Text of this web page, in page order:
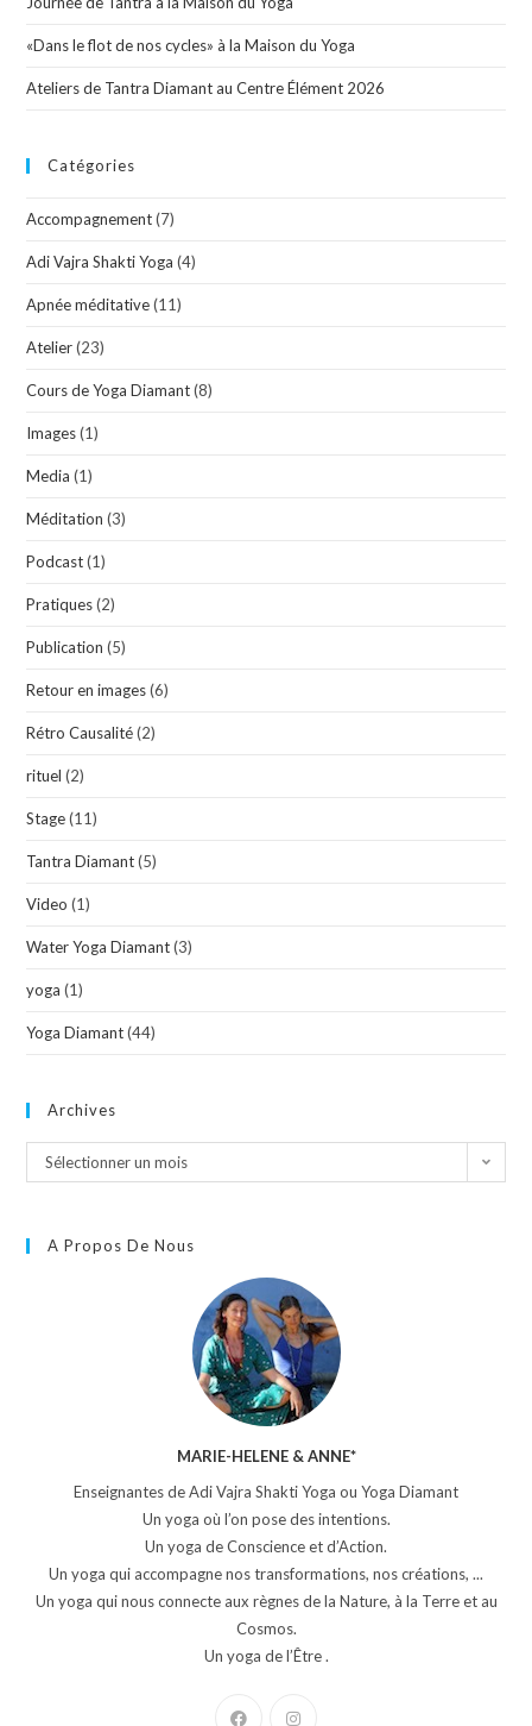
«Dans le flot de nos cycles» à la Maison du Yoga
Ateliers de Tantra Diamant au Centre Élément 2026
Catégories
Accompagnement (7)
Adi Vajra Shakti Yoga (4)
Apnée méditative (11)
Atelier (23)
Cours de Yoga Diamant (8)
Images (1)
Media (1)
Méditation (3)
Podcast (1)
Pratiques (2)
Publication (5)
Retour en images (6)
Rétro Causalité (2)
rituel (2)
Stage (11)
Tantra Diamant (5)
Video (1)
Water Yoga Diamant (3)
yoga (1)
Yoga Diamant (44)
Archives
Sélectionner un mois
A Propos De Nous
MARIE-HELENE & ANNE*
Enseignantes de Adi Vajra Shakti Yoga ou Yoga Diamant
Un yoga où l’on pose des intentions.
Un yoga de Conscience et d’Action.
Un yoga qui accompagne nos transformations, nos créations, ...
Un yoga qui nous connecte aux règnes de la Nature, à la Terre et au
Cosmos.
Un yoga de l’Être .